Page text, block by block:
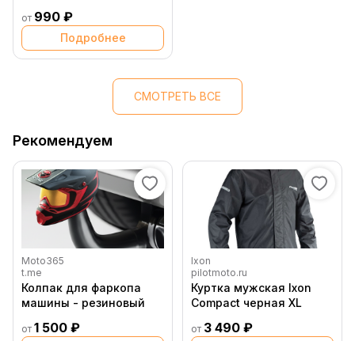
от 990 ₽
Подробнее
СМОТРЕТЬ ВСЕ
Рекомендуем
Moto365
t.me
Колпак для фаркопа
машины - резиновый
от 1 500 ₽
Ixon
pilotmoto.ru
Куртка мужская Ixon
Compact черная XL
от 3 490 ₽